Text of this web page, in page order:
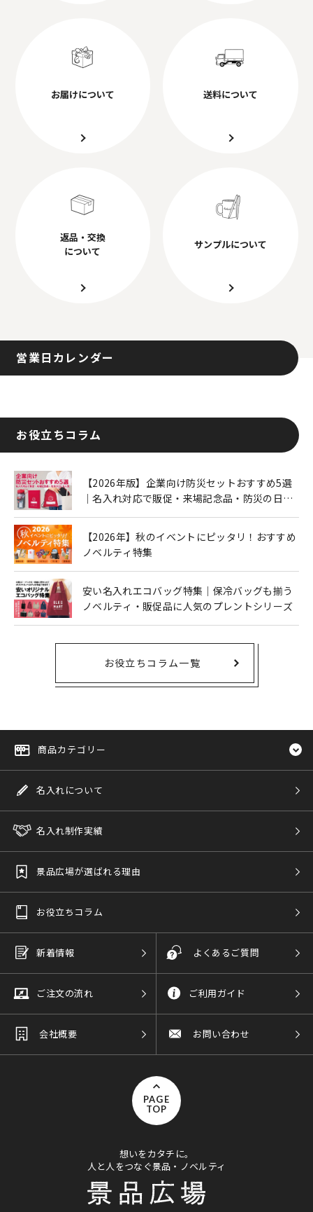
お届けについて 送料について
返品・交換
について
サンプルについて
営業日カレンダー
お役立ちコラム
【2026年版】企業向け防災セットおすすめ5選
｜名入れ対応で販促・来場記念品・防災の日に
【2026年】秋のイベントにピッタリ！おすすめ
ノベルティ特集
安い名入れエコバッグ特集｜保冷バッグも揃う
ノベルティ・販促品に人気のプレントシリーズ
お役立ちコラム一覧
商品カテゴリー
名入れについて
名入れ制作実績
景品広場が選ばれる理由
お役立ちコラム
新着情報 よくあるご質問
ご注文の流れ ご利用ガイド
会社概要 お問い合わせ
PAGE
TOP
想いをカタチに。
人と人をつなぐ景品・ノベルティ